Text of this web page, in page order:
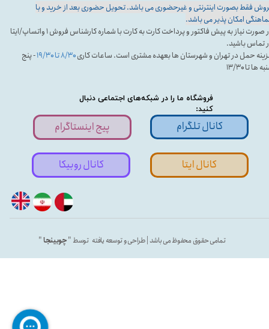
فروشگاه ما را در شبکه‌های اجتماعی دنبال
کنید:
تمامی حقوق محفوظ می باشد | طراحی و توسعه یافته توسط "چوبینجا"
فقط بصورت اینترنتی و غیرحضوری می باشد. تحویل حضوری بعد از خرید و با
امکان پذیر می باشد.
در صورت نیاز به پیش فاکتور و پرداخت کارت به کارت با شماره کارشناس فروش ۱ واتساپ/ایتا
تماس باشید.
حمل در تهران و شهرستان ها بعهده مشتری است. ساعات کاری۸/۳۰ تا ۱۹/۳۰
- پنج
ها تا ۱۳/۳۰
پیج اینستاگرام کانال تلگرام
کانال ایتا کانال روبیکا